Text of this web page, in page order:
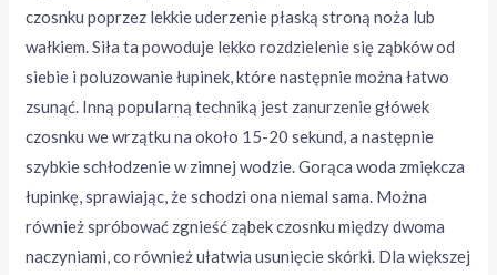
czosnku poprzez lekkie uderzenie płaską stroną noża lub
wałkiem. Siła ta powoduje lekko rozdzielenie się ząbków od
siebie i poluzowanie łupinek, które następnie można łatwo
zsunąć. Inną popularną techniką jest zanurzenie główek
czosnku we wrzątku na około 15-20 sekund, a następnie
szybkie schłodzenie w zimnej wodzie. Gorąca woda zmiękcza
łupinkę, sprawiając, że schodzi ona niemal sama. Można
również spróbować zgnieść ząbek czosnku między dwoma
naczyniami, co również ułatwia usunięcie skórki. Dla większej